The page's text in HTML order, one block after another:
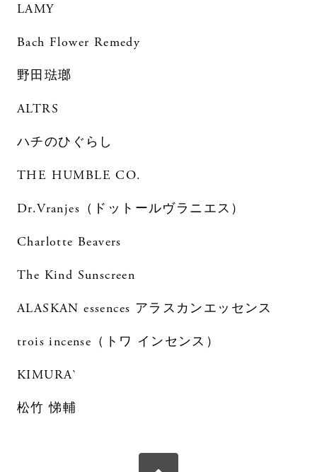
LAMY
Bach Flower Remedy
野田琺瑯
ALTRS
ハチのひぐらし
THE HUMBLE CO.
Dr.Vranjes（ドットールヴラニエス）
Charlotte Beavers
The Kind Sunscreen
ALASKAN essences アラスカンエッセンス
trois incense（トワ インセンス）
KIMURA`
松竹 悌輔